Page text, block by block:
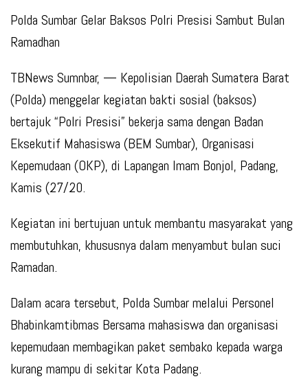
Polda Sumbar Gelar Baksos Polri Presisi Sambut Bulan
Ramadhan
TBNews Sumnbar, — Kepolisian Daerah Sumatera Barat
(Polda) menggelar kegiatan bakti sosial (baksos)
bertajuk “Polri Presisi” bekerja sama dengan Badan
Eksekutif Mahasiswa (BEM Sumbar), Organisasi
Kepemudaan (OKP), di Lapangan Imam Bonjol, Padang,
Kamis (27/20.
Kegiatan ini bertujuan untuk membantu masyarakat yang
membutuhkan, khususnya dalam menyambut bulan suci
Ramadan.
Dalam acara tersebut, Polda Sumbar melalui Personel
Bhabinkamtibmas Bersama mahasiswa dan organisasi
kepemudaan membagikan paket sembako kepada warga
kurang mampu di sekitar Kota Padang.